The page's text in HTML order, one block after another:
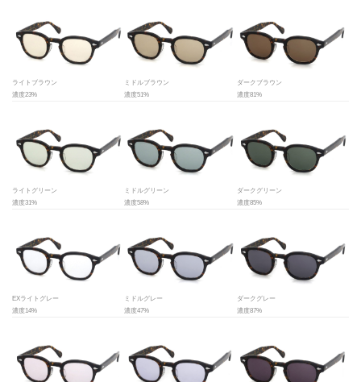
ライトブラウン
濃度23%
ミドルブラウン
濃度51%
ダークブラウン
濃度81%
ライトグリーン
濃度31%
ミドルグリーン
濃度58%
ダークグリーン
濃度85%
EXライトグレー
濃度14%
ミドルグレー
濃度47%
ダークグレー
濃度87%